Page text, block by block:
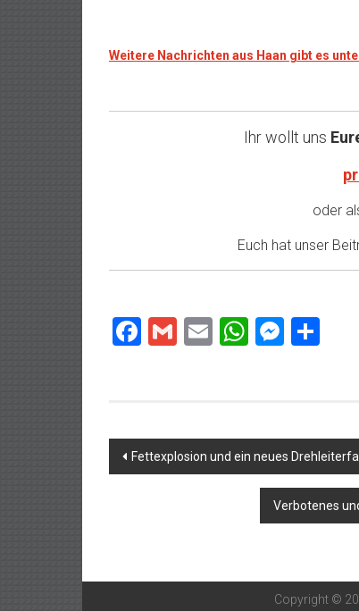
Weitere Nachrichten aus Haan gibt es
Ihr wollt uns
oder
Euch hat unser
Facebook
GmailEmail
Beitragsnavigation
Fettexplosion und ein neues
Verbotenes
Copyright ©